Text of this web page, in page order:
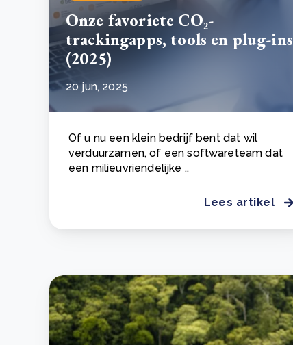
Onze favoriete CO₂-
trackingapps, tools en plug-ins
(2025)
20 jun, 2025
Of u nu een klein bedrijf bent dat wil
verduurzamen, of een softwareteam dat
een milieuvriendelijke ..
Lees artikel